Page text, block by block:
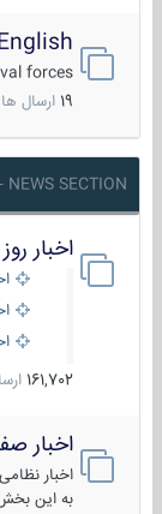
English
forces!
ارسال ها
NEWS SECTION - بخش خبر
اخبار روز
161,702 ارسال
اخبار
اخبار نظامی
به این بخش